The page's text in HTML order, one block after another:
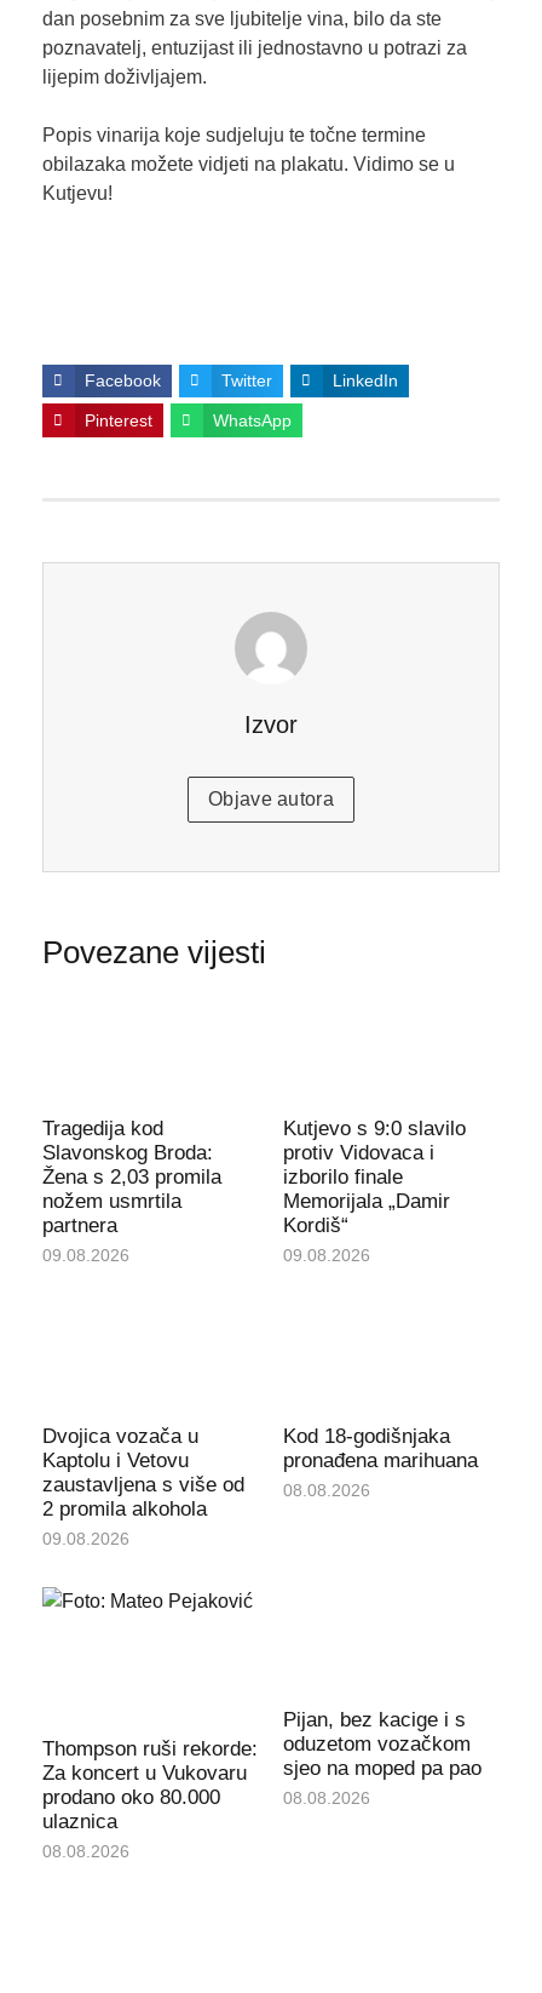
dan posebnim za sve ljubitelje vina, bilo da ste
poznavatelj, entuzijast ili jednostavno u potrazi za
lijepim doživljajem.
Popis vinarija koje sudjeluju te točne termine
obilazaka možete vidjeti na plakatu. Vidimo se u
Kutjevu!
Facebook Twitter LinkedIn
Pinterest WhatsApp
Izvor
Objave autora
Povezane vijesti
Tragedija kod
Slavonskog Broda:
Žena s 2,03 promila
nožem usmrtila
partnera
09.08.2026
Kutjevo s 9:0 slavilo
protiv Vidovaca i
izborilo finale
Memorijala „Damir
Kordiš“
09.08.2026
Dvojica vozača u
Kaptolu i Vetovu
zaustavljena s više od
2 promila alkohola
09.08.2026
Kod 18-godišnjaka
pronađena marihuana
08.08.2026
Thompson ruši rekorde:
Za koncert u Vukovaru
prodano oko 80.000
ulaznica
08.08.2026
Pijan, bez kacige i s
oduzetom vozačkom
sjeo na moped pa pao
08.08.2026